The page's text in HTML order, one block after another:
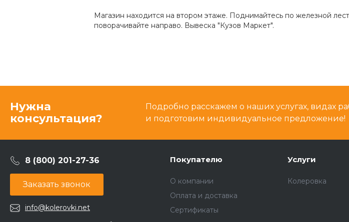
Магазин находится на втором этаже. Поднимайтесь по железной
поворачивайте направо. Вывеска "Кузов Маркет".
Нужна
консультация?
Подробно расскажем о наших услугах, видах
и подготовим индивидуальное предложение!
8 (800) 201-27-36
Заказать звонок
info@kolerovki.net
Покупателю
О компании
Оплата и доставка
Сертификаты
Услуги
Колеровка